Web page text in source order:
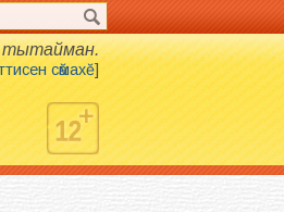
тытайман.
сӑмахӗ]